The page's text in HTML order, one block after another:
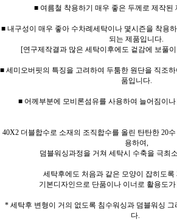
■ 여름철 착용하기 매우 좋은 두께로 제작된
■ 내구성이 매우 좋아 수차례세탁이나 몇시즌을 착용
되는 제품입니다.
[연구제작결과 많은 세탁이후에도 겉감에 보풀
■ 세미오버핏의 특징을 고려하여 두툼한 원단을 직조
품입니다.
■ 어께부분에 모비론섬유를 사용하여 늘어짐이
40X2 더블합수로 소재의 조직합수를 올린 탄탄한 20
용하여,
덤블워싱과정을 거쳐 세탁시 수축을 극최
세탁후에도 처음과 같은 모양이 잡히도록
기본디자인으로 단품이나 이너로 활용도
* 세탁후 변형이 거의 없도록 침수워싱과 덤블워싱 그
다.